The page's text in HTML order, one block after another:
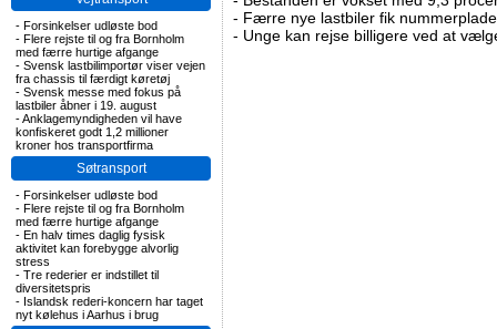
- Forsinkelser udløste bod
- Flere rejste til og fra Bornholm
med færre hurtige afgange
- Svensk lastbilimportør viser vejen
fra chassis til færdigt køretøj
- Svensk messe med fokus på
lastbiler åbner i 19. august
-Anklagemyndigheden vil have
konfiskeret godt 1,2 millioner
kroner hos transportfirma
Søtransport
- Forsinkelser udløste bod
- Flere rejste til og fra Bornholm
med færre hurtige afgange
- En halv times daglig fysisk
aktivitet kan forebygge alvorlig
stress
- Tre rederier er indstillet til
diversitetspris
- Islandsk rederi-koncern har taget
nyt kølehus i Aarhus i brug
- Færre nye lastbiler fik
- Unge kan rejse billigere ved at